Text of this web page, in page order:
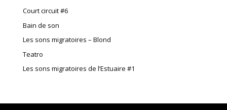
Court circuit #6
Bain de son
Les sons migratoires – Blond
Teatro
Les sons migratoires de l’Estuaire #1